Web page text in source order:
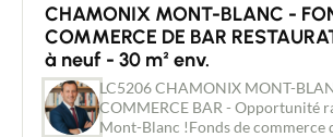
CHAMONIX MONT-BLANC -
COMMERCE DE BAR
à neuf - 30 m² env.
LC5206 CHAMONIX MONT-BLANC FONDS
COMMERCE BAR - Opportunité
Mont-Blanc !Fonds de commerce